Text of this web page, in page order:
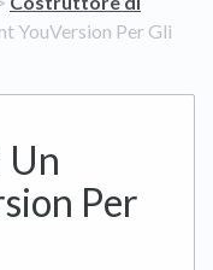
YouVersion Per Gli
Un
Per